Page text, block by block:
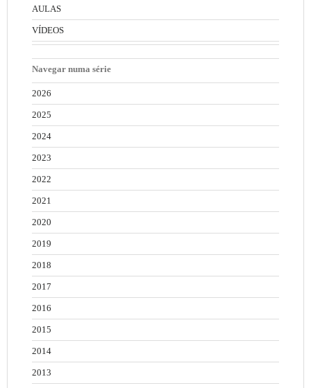
AULAS
VÍDEOS
Navegar numa série
2026
2025
2024
2023
2022
2021
2020
2019
2018
2017
2016
2015
2014
2013